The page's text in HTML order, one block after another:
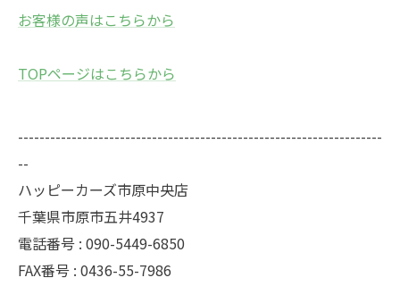
お客様の声はこちらから
TOPページはこちらから
--------------------------------------------------------------------
--
ハッピーカーズ市原中央店
千葉県市原市五井4937
電話番号 : 090-5449-6850
FAX番号 : 0436-55-7986